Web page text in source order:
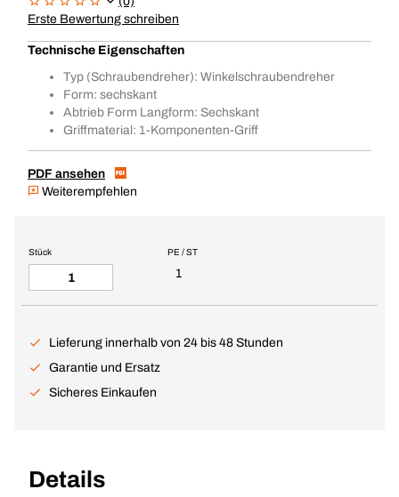
Erste Bewertung schreiben
Technische Eigenschaften
Typ (Schraubendreher): Winkelschraubendreher
Form: sechskant
Abtrieb Form Langform: Sechskant
Griffmaterial: 1-Komponenten-Griff
PDF ansehen
Weiterempfehlen
PE / ST
1
Stück
Lieferung innerhalb von 24 bis 48 Stunden
Garantie und Ersatz
Sicheres Einkaufen
Details